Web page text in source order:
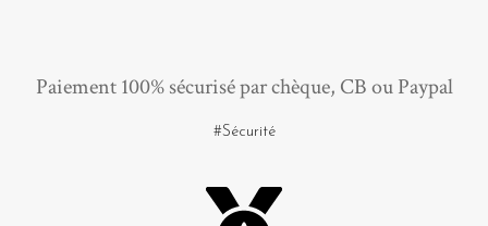
Paiement 100% sécurisé par chèque, CB ou Paypal
#Sécurité